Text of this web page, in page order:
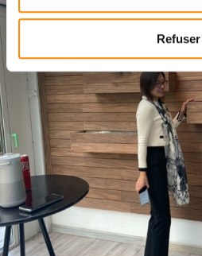
Refuser